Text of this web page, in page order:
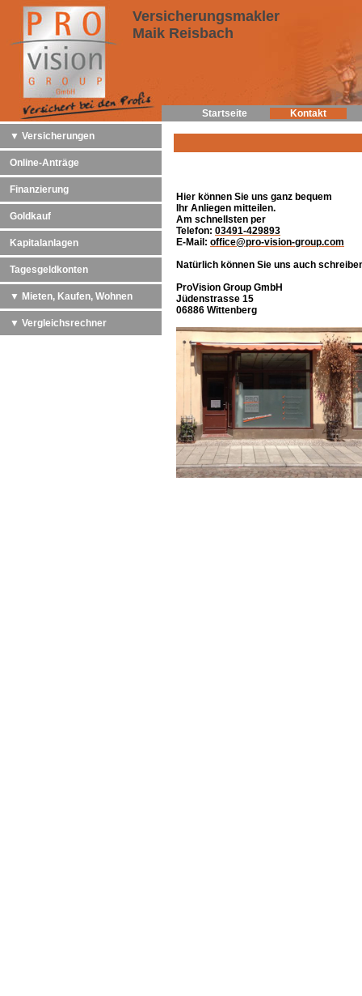
Versicherungsmakler
Maik Reisbach
Startseite
Kontakt
▼ Versicherungen
Online-Anträge
Finanzierung
Goldkauf
Kapitalanlagen
Tagesgeldkonten
▼ Mieten, Kaufen, Wohnen
▼ Vergleichsrechner
Hier können Sie uns ganz bequem
Ihr Anliegen mitteilen.
Am schnellsten per
Telefon: 03491-429893
E-Mail: office@pro-vision-group.com
Natürlich können Sie uns auch
ProVision Group GmbH
Jüdenstrasse 15
06886 Wittenberg